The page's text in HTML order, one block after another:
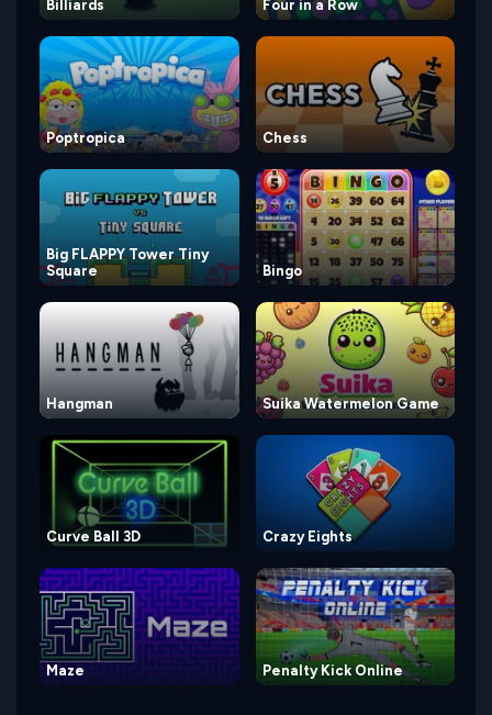
Billiards Four in a Row
Poptropica Chess
Big FLAPPY Tower Tiny
Square
Bingo
Hangman Suika Watermelon Game
Curve Ball 3D Crazy Eights
Maze Penalty Kick Online